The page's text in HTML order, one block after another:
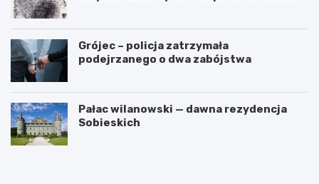
Grójec – policja zatrzymała
podejrzanego o dwa zabójstwa
Pałac wilanowski — dawna rezydencja
Sobieskich